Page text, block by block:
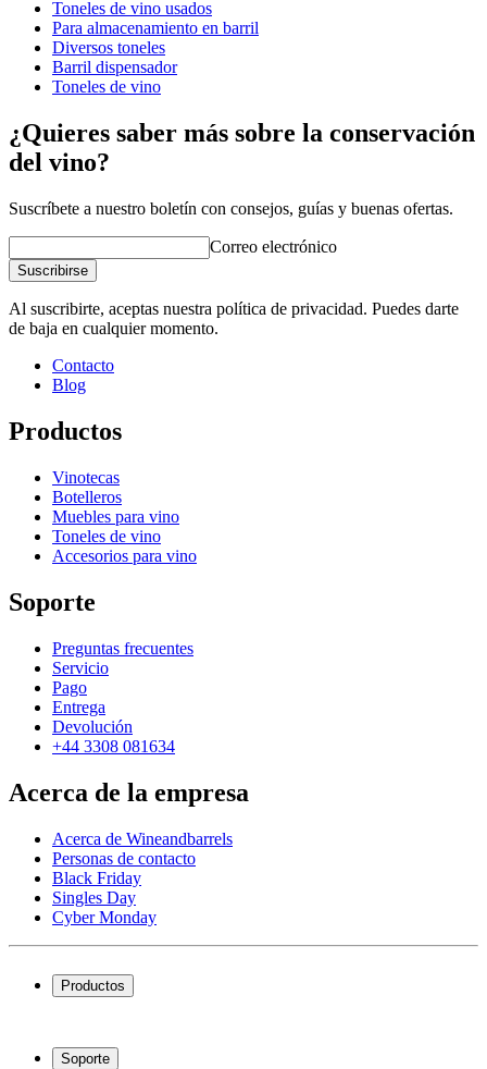
Peso (kg)0.07
Altura (cm)3.2
Ancho (cm)2.7
Profundidad (cm)3.3
Toneles de vino usados
Para almacenamiento en barril
Diversos toneles
Barril dispensador
Toneles de vino
¿Quieres saber más sobre la conservación
del vino?
Suscríbete a nuestro boletín con consejos, guías y buenas ofertas.
Correo electrónico
Suscribirse
Al suscribirte, aceptas nuestra política de privacidad. Puedes darte
de baja en cualquier momento.
Contacto
Blog
Productos
Vinotecas
Botelleros
Muebles para vino
Toneles de vino
Accesorios para vino
Soporte
Preguntas frecuentes
Servicio
Pago
Entrega
Devolución
+44 3308 081634
Acerca de la empresa
Acerca de Wineandbarrels
Personas de contacto
Black Friday
Singles Day
Cyber Monday
Productos
Botelleros
Soporte